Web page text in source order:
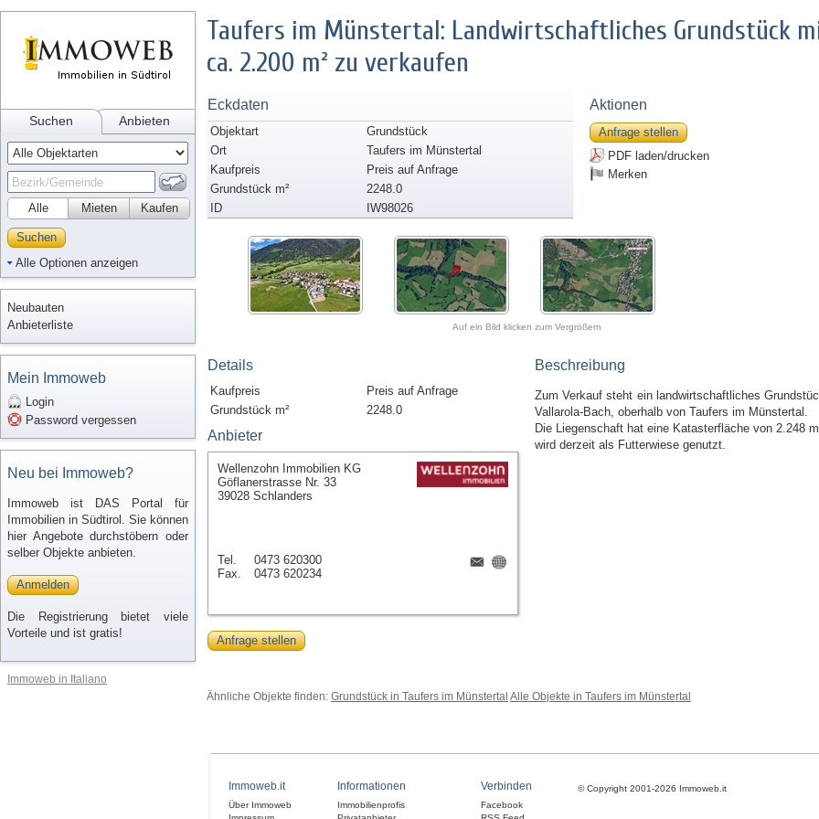
Suchen Anbieten
Alle Kaufen
Mieten
Suchen
Alle Optionen anzeigen
Neubauten
Anbieterliste
Mein Immoweb
Login
Password vergessen
Neu bei Immoweb?
Immoweb ist DAS Portal für
Immobilien in Südtirol. Sie können
hier Angebote durchstöbern oder
selber Objekte anbieten.
Anmelden
Die Registrierung bietet viele
Vorteile und ist gratis!
Immoweb in Italiano
Taufers im Münstertal: Landwirtschaftliches Grundstück
ca. 2.200 m² zu verkaufen
Eckdaten
Objektart
Grundstück
Ort
Taufers im Münstertal
Kaufpreis
Preis auf Anfrage
Grundstück m²
2248.0
ID
IW98026
Aktionen
Anfrage stellen
PDF laden/drucken
Merken
Auf ein Bild klicken zum Vergrößern
Details
Kaufpreis
Preis auf Anfrage
Grundstück m²
2248.0
Beschreibung
Zum Verkauf steht ein landwirtschaftliches
Vallarola-Bach, oberhalb von Taufers im Münstertal.
Die Liegenschaft hat eine Katasterfläche von 2.248
wird derzeit als Futterwiese genutzt.
Anbieter
Wellenzohn Immobilien KG
Göflanerstrasse Nr. 33
39028 Schlanders
Tel.
0473 620300
Fax.
0473 620234
Anfrage stellen
Ähnliche Objekte finden: Grundstück in Taufers im Münstertal Alle Objekte in Taufers im Münstertal
Immoweb.it
Über Immoweb
Informationen
Immobilienprofis
Verbinden
Facebook
© Copyright 2001-2026 Immoweb.it